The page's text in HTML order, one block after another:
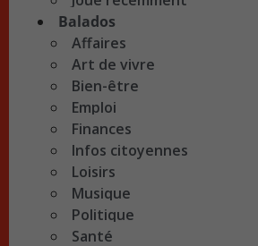
Balados
Affaires
Art de vivre
Bien-être
Emploi
Finances
Infos citoyennes
Loisirs
Musique
Politique
Santé